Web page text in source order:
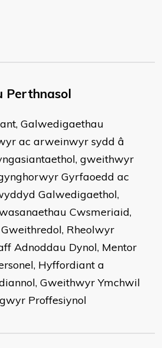
Perthnasol
Galwedigaethau
ac arweinwyr sydd â
gweithwyr
Gyrfaoedd ac
Galwedigaethol,
Cwsmeriaid,
Rheolwyr
Adnoddau Dynol, Mentor
Hyffordiant a
Gweithwyr Ymchwil
Proffesiynol